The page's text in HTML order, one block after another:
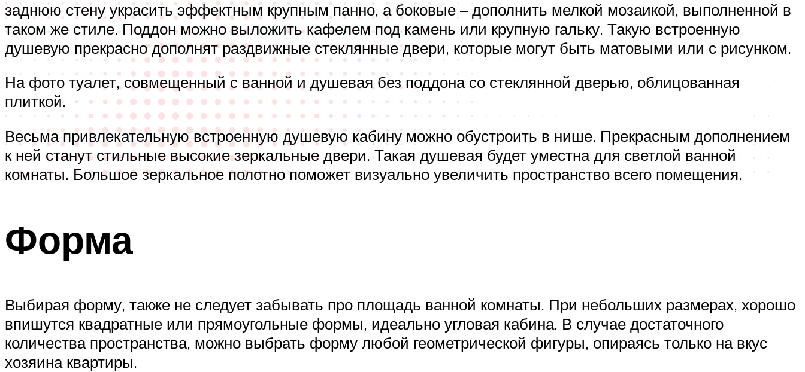
заднюю стену украсить эффектным крупным панно, а боковые – дополнить мелкой мозаикой, выполненной в
таком же стиле. Поддон можно выложить кафелем под камень или крупную гальку. Такую встроенную
душевую прекрасно дополнят раздвижные стеклянные двери, которые могут быть матовыми или с рисунком.
На фото туалет, совмещенный с ванной и душевая без поддона со стеклянной дверью, облицованная
плиткой.
Весьма привлекательную встроенную душевую кабину можно обустроить в нише. Прекрасным дополнением
к ней станут стильные высокие зеркальные двери. Такая душевая будет уместна для светлой ванной
комнаты. Большое зеркальное полотно поможет визуально увеличить пространство всего помещения.
Форма
Выбирая форму, также не следует забывать про площадь ванной комнаты. При небольших размерах, хорошо
впишутся квадратные или прямоугольные формы, идеально угловая кабина. В случае достаточного
количества пространства, можно выбрать форму любой геометрической фигуры, опираясь только на вкус
хозяина квартиры.